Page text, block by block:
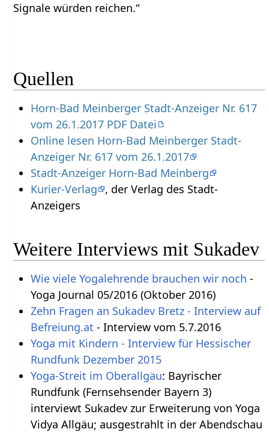
Signale würden reichen.“
Quellen
Horn-Bad Meinberger Stadt-Anzeiger Nr. 617
vom 26.1.2017 PDF Datei
Online lesen Horn-Bad Meinberger Stadt-
Anzeiger Nr. 617 vom 26.1.2017
Stadt-Anzeiger Horn-Bad Meinberg
Kurier-Verlag
, der Verlag des Stadt-
Anzeigers
Weitere Interviews mit Sukadev
Wie viele Yogalehrende brauchen wir noch -
Yoga Journal 05/2016 (Oktober 2016)
Zehn Fragen an Sukadev Bretz - Interview auf
Befreiung.at - Interview vom 5.7.2016
Yoga mit Kindern - Interview für Hessischer
Rundfunk Dezember 2015
Yoga-Streit im Oberallgäu: Bayrischer
Rundfunk (Fernsehsender Bayern 3)
interviewt Sukadev zur Erweiterung von Yoga
Vidya Allgäu; ausgestrahlt in der Abendschau